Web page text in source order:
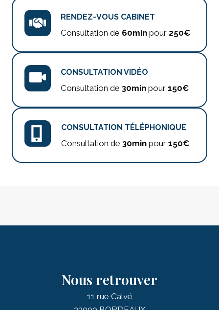
RENDEZ-VOUS CABINET
Consultation de 60min pour 250€
CONSULTATION VIDÉO
Consultation de 30min pour 150€
CONSULTATION TÉLÉPHONIQUE
Consultation de 30min pour 150€
Nous retrouver
11 rue Calvé